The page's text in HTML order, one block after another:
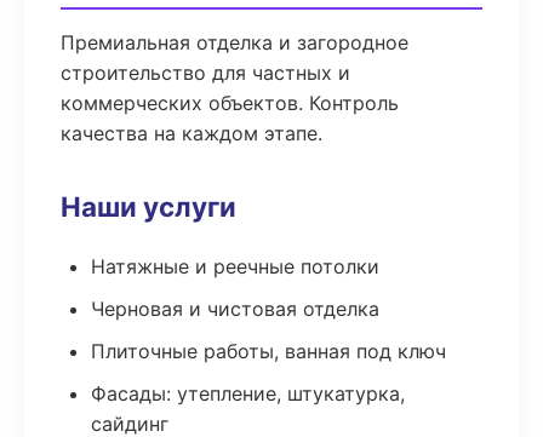
Премиальная отделка и загородное
строительство для частных и
коммерческих объектов. Контроль
качества на каждом этапе.
Наши услуги
Натяжные и реечные потолки
Черновая и чистовая отделка
Плиточные работы, ванная под ключ
Фасады: утепление, штукатурка,
сайдинг